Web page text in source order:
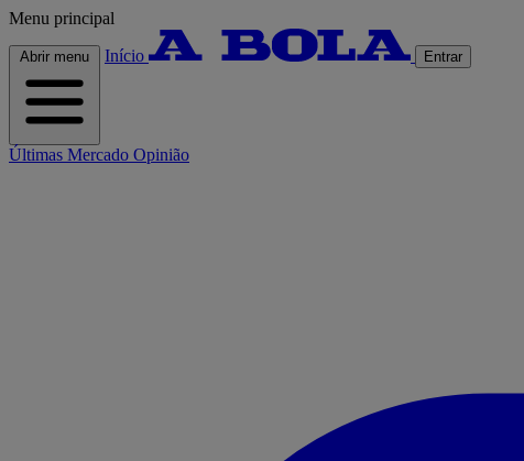
Menu principal
Abrir menu Início Entrar
Últimas Mercado Opinião